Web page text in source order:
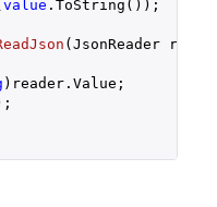
value .ToString());
(JsonReader
)reader.Value;